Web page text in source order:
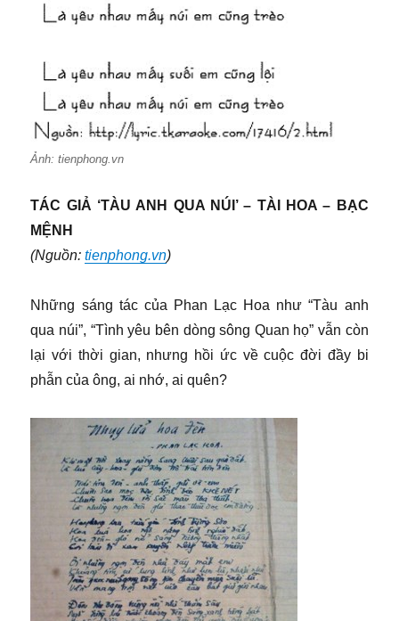
Ảnh: tienphong.vn
TÁC GIẢ ‘TÀU ANH QUA NÚI’ – TÀI HOA – BẠC
MỆNH
(Nguồn:tienphong.vn)
Những sáng tác của Phan Lạc Hoa như “Tàu anh
qua núi”, “Tình yêu bên dòng sông Quan họ” vẫn còn
lại với thời gian, nhưng hồi ức về cuộc đời đầy bi
phẫn của ông, ai nhớ, ai quên?